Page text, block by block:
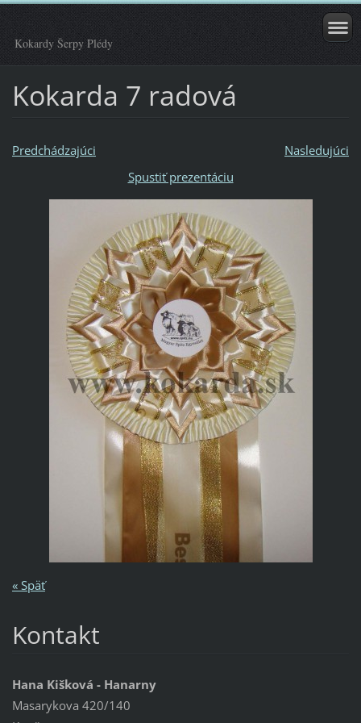
Kokardy Šerpy Plédy
Kokarda 7 radová
Predchádzajúci
Nasledujúci
Spustiť prezentáciu
« Späť
Kontakt
Hana Kišková - Hanarny
Masarykova 420/140